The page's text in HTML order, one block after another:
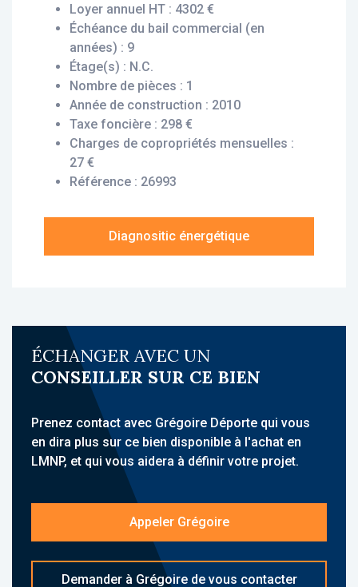
d’impôt sur vos revenus locatifs. Le bien est
exploité par un gestionnaire professionnel
(Appart’City), engagé par un bail commercial,
vous assurant le versement des loyers dès
l’acquisition, que le logement soit loué ou
Description du bien :
Cet appartement T1 situé au 3ème étage
offre une disposition fonctionnelle et
et une salle de bains avec wc.
idéalement située à Montpellier, dans le
dynamique quartier du Millénaire, à proximité
du Parc des Expositions, de l’A9, des lignes
de bus et du centre-ville. Elle accueille une
clientèle d’affaires et de loisirs avec des
hébergements meublés et équipés ainsi que
des services para-hôteliers. Sa situation à
quelques minutes en voiture de l’aéroport
Montpellier Méditerranée et des gares
renforce son attractivité.
services complets : réception 24h/24, wifi
gratuit 100% fibre, parking, salle de fitness,
Loyer annuel HT : 4302 €
Échéance du bail commercial (en
années) : 9
Étage(s) : N.C.
Nombre de pièces : 1
Année de construction : 2010
Taxe foncière : 298 €
Charges de copropriétés mensuelles :
27 €
Référence : 26993
Diagnositic énergétique
ÉCHANGER AVEC UN
CONSEILLER SUR CE BIEN
Prenez contact avec Grégoire Déporte qui vous
en dira plus sur ce bien disponible à l'achat en
LMNP, et qui vous aidera à définir votre projet.
Appeler Grégoire
Demander à Grégoire de vous contacter